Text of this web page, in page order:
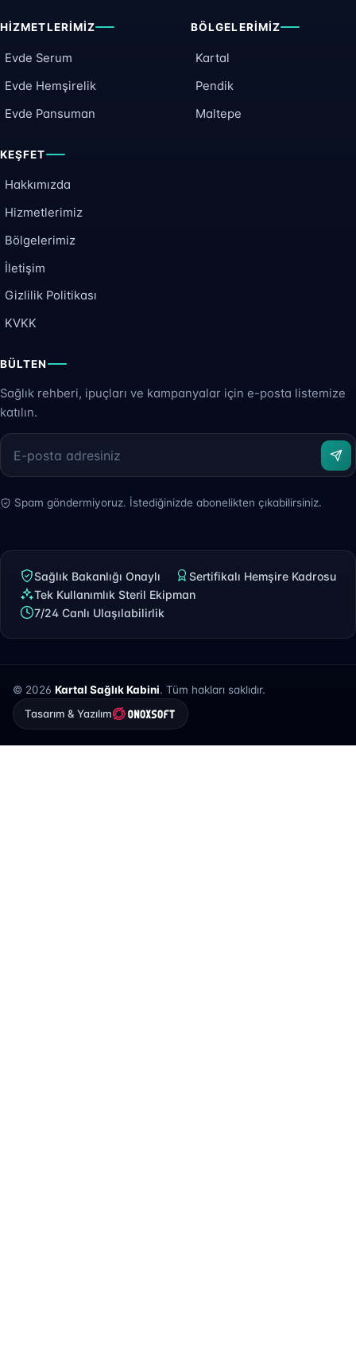
HIZMETLERIMIZ
Evde Serum
Evde Hemşirelik
Evde Pansuman
BÖLGELERIMIZ
Kartal
Pendik
Maltepe
KEŞFET
Hakkımızda
Hizmetlerimiz
Bölgelerimiz
İletişim
Gizlilik Politikası
KVKK
BÜLTEN
Sağlık rehberi, ipuçları ve kampanyalar için e-posta listemize
katılın.
Spam göndermiyoruz. İstediğinizde abonelikten çıkabilirsiniz.
Sağlık Bakanlığı Onaylı
Sertifikalı Hemşire Kadrosu
Tek Kullanımlık Steril Ekipman
7/24 Canlı Ulaşılabilirlik
© 2026 Kartal Sağlık Kabini. Tüm hakları saklıdır.
Tasarım & Yazılım